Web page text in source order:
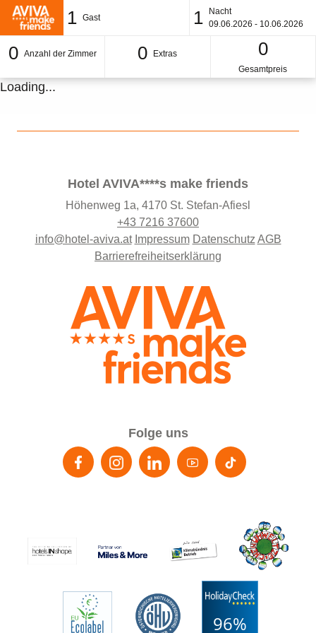
1 Gast 1
Nacht
09.06.2026 - 10.06.2026
0 Anzahl der Zimmer 0 Extras 0
Gesamtpreis
Loading...
Hotel AVIVA****s make friends
Höhenweg 1a, 4170 St. Stefan-Afiesl
+43 7216 37600
info@hotel-aviva.at Impressum Datenschutz AGB
Barrierefreiheitserklärung
Folge uns
96%